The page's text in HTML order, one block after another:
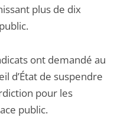
plus de dix
ont demandé au
d’État de suspendre
pour les
public.